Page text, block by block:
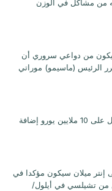
من مشاكل في الوزن
من دواعي سروري أن
الرئيس (ماسيمو) موراتي
وذكرت الصحافة الإيطالية أن تشيلسي قد يحصل على 10 ملايين يورو إضافة
إنتر ميلان سيكون مؤكدا في
من تشيلسي في أيلول/